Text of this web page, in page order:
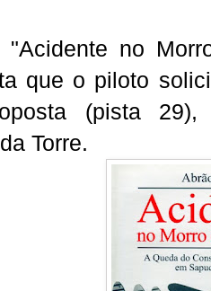
no Morro
que o piloto
(pista
Torre.